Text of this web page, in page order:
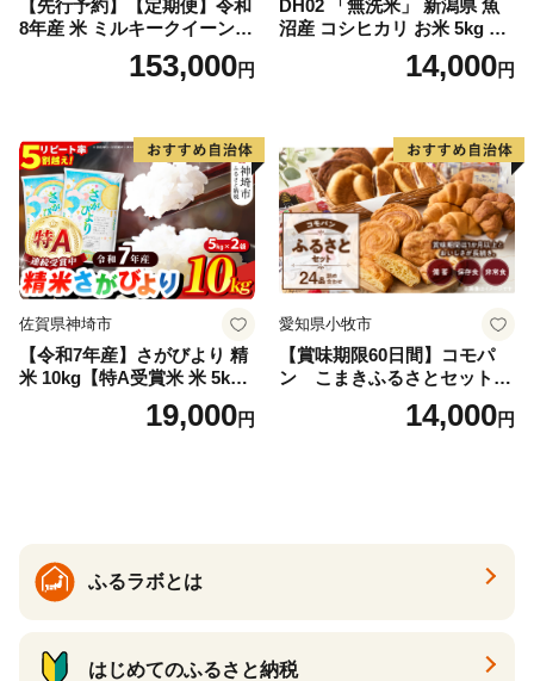
【先行予約】【定期便】令和
8年産 米 ミルキークイーン
白米 45kg (5kg×9回) | ミルキ
ークイーン 米5kg 福島 福島
福島県 南相馬市 cu006-ae
153,000円
DH02 「無洗米」 新潟県 魚
沼産 コシヒカリ お米 5kg こ
しひかり 精米 米（お米の美
味しい炊き方ガイド付き）
14,000円
佐賀県神埼市
【令和7年産】さがびより 精
米 10kg【特A受賞米 米 5kg×
2袋 お米 コメ こめ 国産 美味
しい ブランド米 人気 ランキ
19,000円
愛知県小牧市
【賞味期限60日間】コモパ
ン こまきふるさとセット
（24個入り）／災害用備蓄
保存食 非常食 防災グッズに
14,000円
ふるラボとは
はじめてのふるさと納税